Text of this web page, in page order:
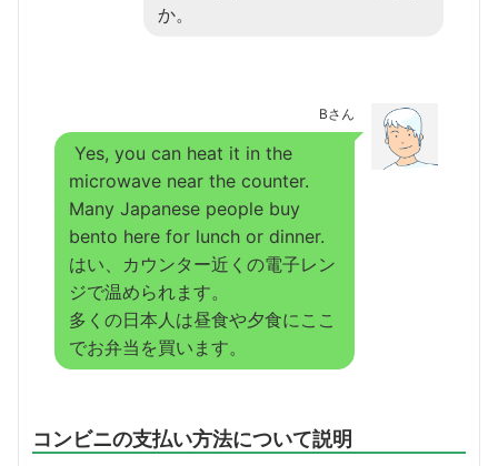
か。
Bさん
Yes, you can heat it in the
microwave near the counter.
Many Japanese people buy
bento here for lunch or dinner.
はい、カウンター近くの電子レン
ジで温められます。
多くの日本人は昼食や夕食にここ
でお弁当を買います。
コンビニの支払い方法について説明